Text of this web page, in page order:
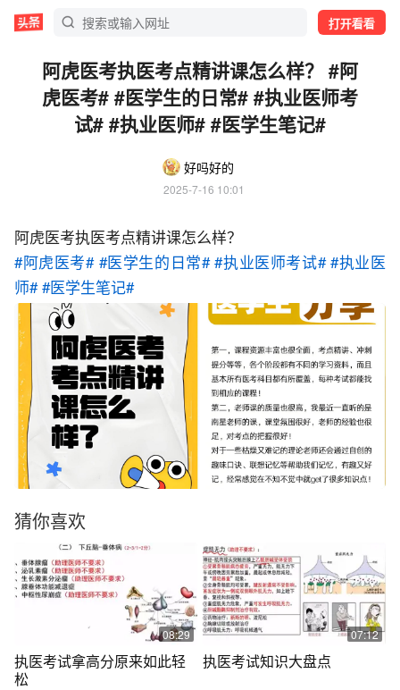
打开看看
阿虎医考执医考点精讲课怎么样？ #阿
虎医考# #医学生的日常# #执业医师考
试# #执业医师# #医学生笔记#
好吗好的
2025-7-16 10:01
阿虎医考执医考点精讲课怎么样？
#阿虎医考# #医学生的日常# #执业医师考试# #执业医
师# #医学生笔记#
猜你喜欢
08:29
执医考试拿高分原来如此轻
松
07:12
执医考试知识大盘点